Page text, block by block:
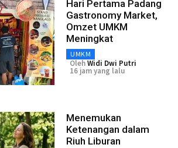
Hari Pertama Padang
Gastronomy Market,
Omzet UMKM
Meningkat
UMKM
OlehWidi Dwi Putri
16 jam yang lalu
Menemukan
Ketenangan dalam
Riuh Liburan